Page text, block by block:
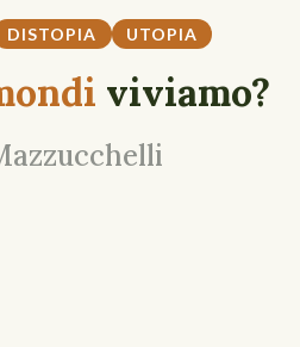
DISTOPIA UTOPIA
viviamo?